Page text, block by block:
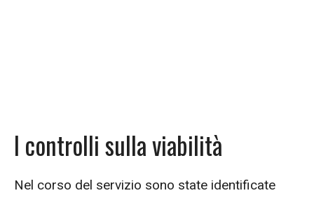
I controlli sulla viabilità
Nel corso del servizio sono state identificate